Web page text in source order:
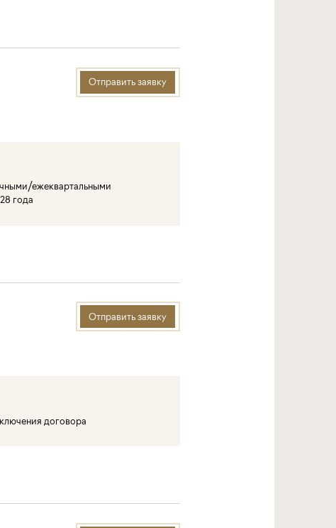
Отправить заявку
ежеквартальными
года
Отправить заявку
договора